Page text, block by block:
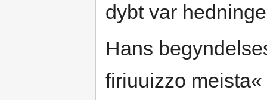
dybt var
Hans
firiuuizzo